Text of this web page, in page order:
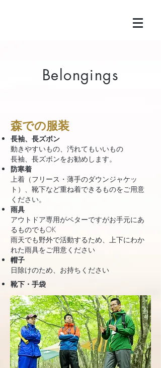
Belongings
​​森での服装
​長袖、長ズボン
動きやすいもの、汚れてもいいもの
長袖、長ズボンをお勧めします。
防寒着
上着（フリース・ 薄手のダウンジャケッ
ト）、靴下など重ね着できるものをご用意
ください。
雨具
アウトドア専用がベターですがお手元にあ
るものでもOK
雨天でも野外で活動するため、上下にわか
れた雨具をご用意ください
帽子
日除けのため、お持ちください
靴下・ 手袋